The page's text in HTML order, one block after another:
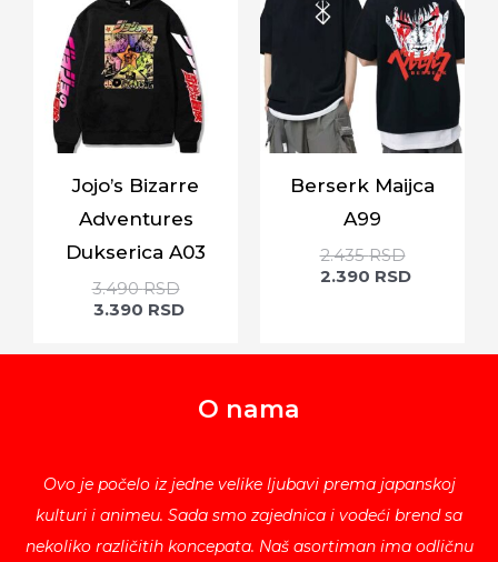
Jojo’s Bizarre
Adventures
Dukserica A03
3.490RSD
3.390 RSD
Berserk Maijca
A99
2.435RSD
2.390 RSD
O nama
Ovo je počelo iz jedne velike ljubavi prema japanskoj
kulturi i animeu. Sada smo zajednica i vodeći brend sa
nekoliko različitih koncepata. Naš asortiman ima odličnu